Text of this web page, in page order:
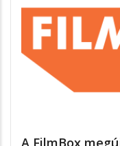
A FilmBox